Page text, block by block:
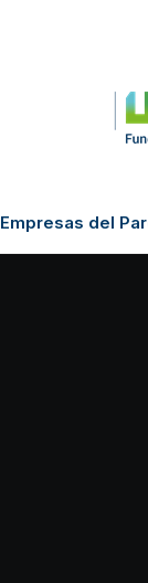
Empresas del